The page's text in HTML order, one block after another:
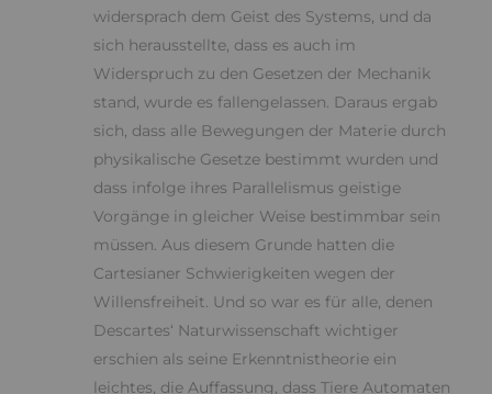
widersprach dem Geist des Systems, und da
sich herausstellte, dass es auch im
Widerspruch zu den Gesetzen der Mechanik
stand, wurde es fallengelassen. Daraus ergab
sich, dass alle Bewegungen der Materie durch
physikalische Gesetze bestimmt wurden und
dass infolge ihres Parallelismus geistige
Vorgänge in gleicher Weise bestimmbar sein
müssen. Aus diesem Grunde hatten die
Cartesianer Schwierigkeiten wegen der
Willensfreiheit. Und so war es für alle, denen
Descartes‘ Naturwissenschaft wichtiger
erschien als seine Erkenntnistheorie ein
leichtes, die Auffassung, dass Tiere Automaten